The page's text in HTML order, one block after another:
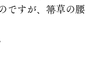
ですが、箒草の